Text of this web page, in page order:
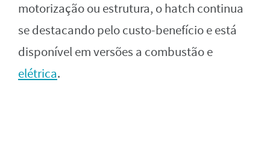
motorização ou estrutura, o hatch continua
se destacando pelo custo-benefício e está
disponível em versões a combustão e
elétrica.